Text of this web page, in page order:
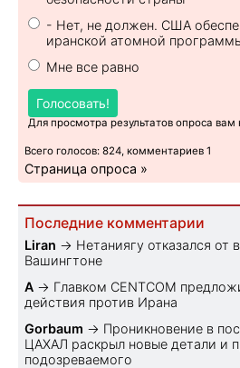
- Нет, не должен. США
иранской атомной
Мне все равно
Голосовать!
Для просмотра результатов опроса
Всего голосов: 824, комментариев 1
Страница опроса »
Последние комментарии
Liran → Нетаниягу отказался от
Вашингтоне
A → Главком CENTCOM
действия против Ирана
Gorbaum → Проникновение в
ЦАХАЛ раскрыл новые детали и
подозреваемого